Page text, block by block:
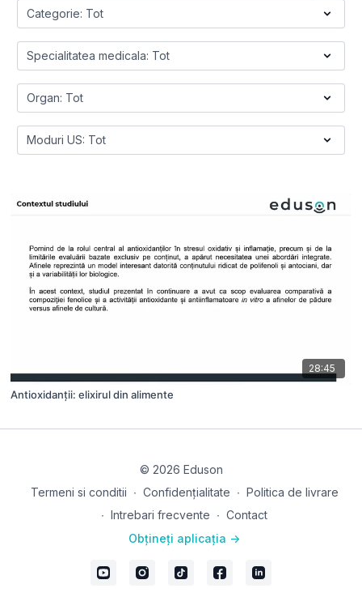
28:45
Antioxidanții: elixirul din alimente
© 2026 Eduson
Termeni si conditii ∙ Confidențialitate ∙ Politica de livrare
∙ Intrebari frecvente ∙ Contact
Obțineți aplicația ->